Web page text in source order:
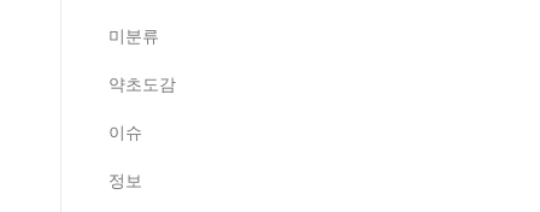
미분류
약초도감
이슈
정보